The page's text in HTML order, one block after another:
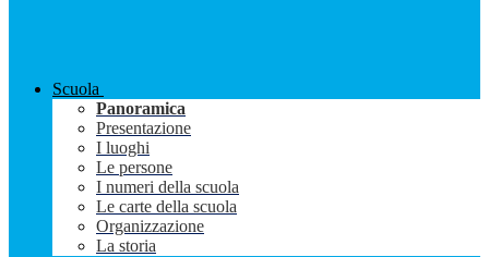
Scuola
Panoramica
Presentazione
I luoghi
Le persone
I numeri della scuola
Le carte della scuola
Organizzazione
La storia